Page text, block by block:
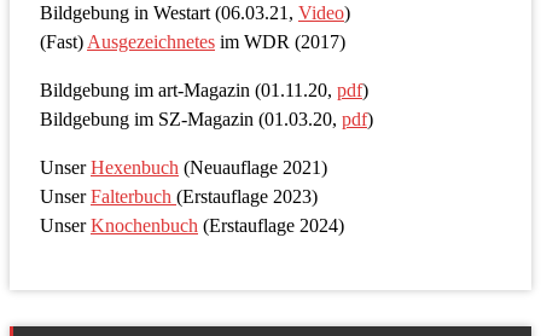
Bildgebung in Westart (06.03.21, Video)
(Fast) Ausgezeichnetes im WDR (2017)
Bildgebung im art-Magazin (01.11.20, pdf)
Bildgebung im SZ-Magazin (01.03.20, pdf)
UnserHexenbuch (Neuauflage 2021)
UnserFalterbuch (Erstauflage 2023)
UnserKnochenbuch (Erstauflage 2024)